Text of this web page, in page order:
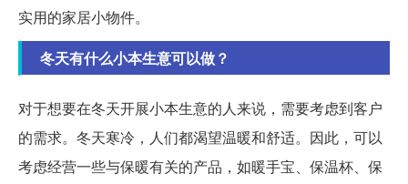
实用的家居小物件。
冬天有什么小本生意可以做？
对于想要在冬天开展小本生意的人来说，需要考虑到客户
的需求。冬天寒冷，人们都渴望温暖和舒适。因此，可以
考虑经营一些与保暖有关的产品，如暖手宝、保温杯、保